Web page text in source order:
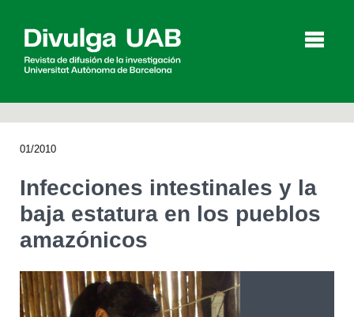
Agenda
English Català
01/2010
Infecciones intestinales y la
baja estatura en los pueblos
amazónicos